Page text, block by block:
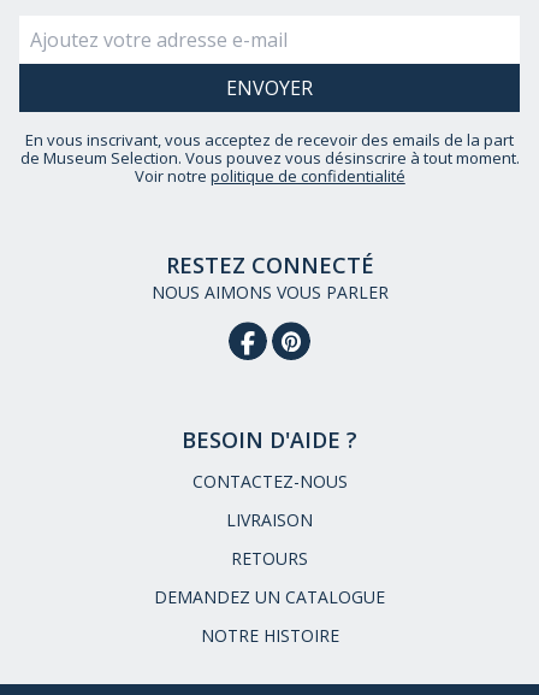
En vous inscrivant, vous acceptez de recevoir des emails de la part
de Museum Selection. Vous pouvez vous désinscrire à tout moment.
Voir notre politique de confidentialité
RESTEZ CONNECTÉ
NOUS AIMONS VOUS PARLER
BESOIN D'AIDE ?
CONTACTEZ-NOUS
LIVRAISON
RETOURS
DEMANDEZ UN CATALOGUE
NOTRE HISTOIRE